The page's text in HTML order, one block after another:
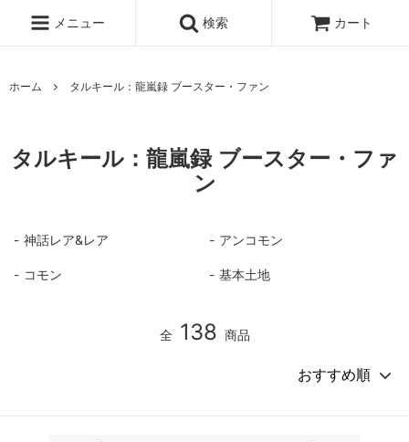
メニュー 検索 カート
ホーム タルキール：龍嵐録 ブースター・ファン
タルキール：龍嵐録 ブースター・ファ
ン
神話レア&レア アンコモン
コモン 基本土地
全 138 商品